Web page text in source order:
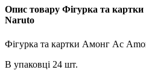
Опис товару Фігурка та
Naruto
Фігурка та картки Амонг Ас
В упаковці 24 шт.